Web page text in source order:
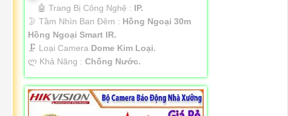
🤖️ Trang Bị Công Nghệ : IP.
🌛 Tầm Nhìn Ban Đêm : Hồng Ngoại 30m
Hồng Ngoại Smart IR.
🗜️ Loại Camera Dome Kim Loại.
️ლ Khả Năng : Chống Nước.